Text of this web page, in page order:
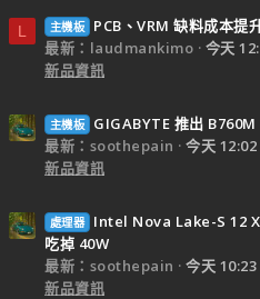
L 主機板
PCB、VRM 缺料成本提
最新：laudmankimo
今天
新品資訊
主機板
GIGABYTE 推出
最新：soothepain
今天 12:02
新品資訊
處理器
Intel Nova Lake-S 12
吃掉 40W
最新：soothepain
今天 10:23
新品資訊